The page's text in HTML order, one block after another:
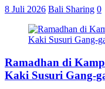
8 Juli 2026 Bali Sharing 0
Ramadhan di
Kaki Susuri Gang-